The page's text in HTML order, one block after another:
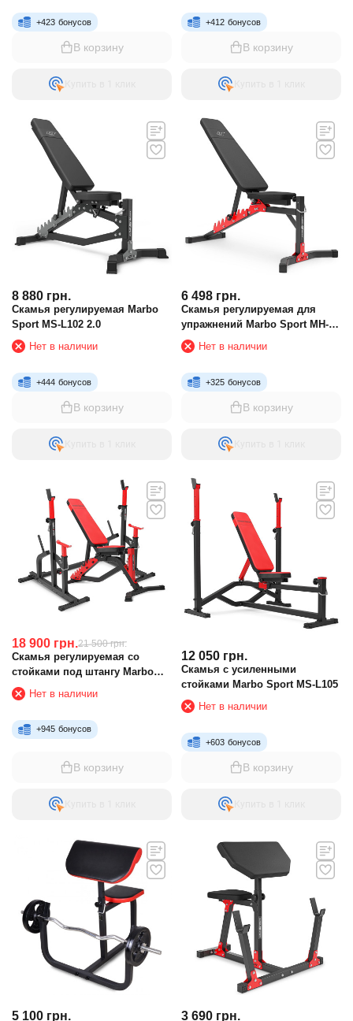
+423 бонусов
В корзину
Купить в 1 клик
+412 бонусов
В корзину
Купить в 1 клик
8 880 грн.
Скамья регулируемая Marbo
Sport MS-L102 2.0
Нет в наличии
+444 бонусов
В корзину
Купить в 1 клик
6 498 грн.
Скамья регулируемая для
упражнений Marbo Sport MH-
L115
Нет в наличии
+325 бонусов
В корзину
Купить в 1 клик
18 900 грн.21 500 грн.
Скамья регулируемая со
стойками под штангу Marbo
Sport
Нет в наличии
+945 бонусов
В корзину
Купить в 1 клик
12 050 грн.
Скамья с усиленными
стойками Marbo Sport MS-L105
Нет в наличии
+603 бонусов
В корзину
Купить в 1 клик
5 100 грн. 3 690 грн.